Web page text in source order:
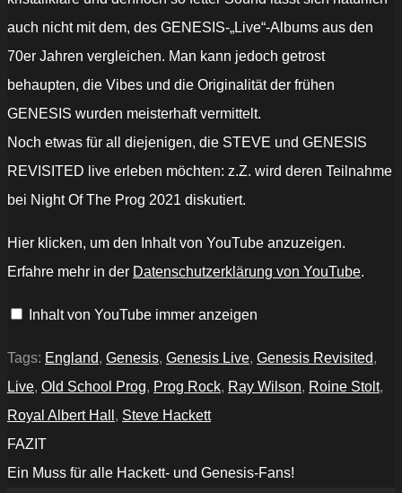
auch nicht mit dem, des GENESIS-„Live“-Albums aus den
70er Jahren vergleichen. Man kann jedoch getrost
behaupten, die Vibes und die Originalität der frühen
GENESIS wurden meisterhaft vermittelt.
Noch etwas für all diejenigen, die STEVE und GENESIS
REVISITED live erleben möchten: z.Z. wird deren Teilnahme
bei Night Of The Prog 2021 diskutiert.
„Steve
Hackett
Supper's
Revisited,
Royal
Albert
Hall)“
von
YouTube
anzeigen
Hier klicken, um den Inhalt von YouTube anzuzeigen.
Erfahre mehr in der Datenschutzerklärung von YouTube.
Inhalt von YouTube immer anzeigen
Tags: England, Genesis, Genesis Live, Genesis Revisited,
Live, Old School Prog, Prog Rock, Ray Wilson, Roine Stolt,
Royal Albert Hall , Steve Hackett
FAZIT
Ein Muss für alle Hackett- und Genesis-Fans!